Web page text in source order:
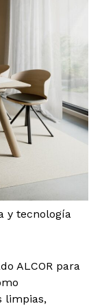
y tecnología
ALCOR para
limpias,